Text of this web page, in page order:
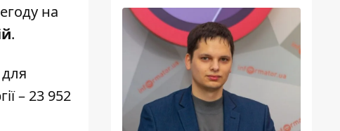
на
.
– 23 952